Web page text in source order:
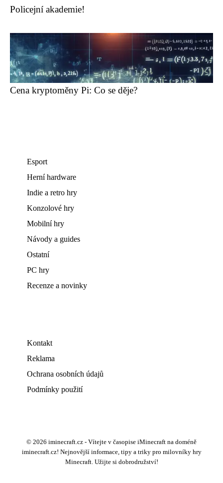
Policejní akademie!
Cena kryptoměny Pi: Co se děje?
Esport
Herní hardware
Indie a retro hry
Konzolové hry
Mobilní hry
Návody a guides
Ostatní
PC hry
Recenze a novinky
Kontakt
Reklama
Ochrana osobních údajů
Podmínky použití
© 2026 iminecraft.cz - Vítejte v časopise iMinecraft na doméně
iminecraft.cz! Nejnovější informace, tipy a triky pro milovníky hry
Minecraft. Užijte si dobrodružství!